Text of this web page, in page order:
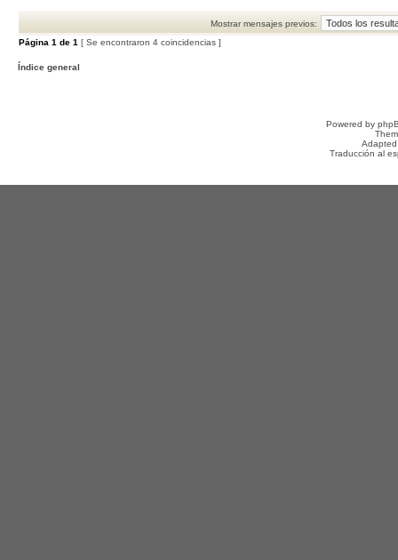
Mostrar mensajes previos:
Página 1 de 1 [ Se encontraron 4 coincidencias ]
Índice general
Powered by
Traducción al